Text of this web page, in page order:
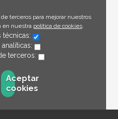
terceros para mejorar nuestros
en nuestra política de cookies.
técnicas:
terceros:
Aceptar
cookies